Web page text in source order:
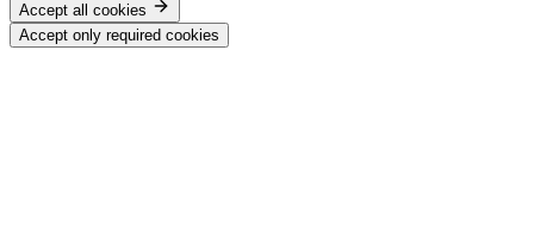
Accept all cookies
Accept only required cookies